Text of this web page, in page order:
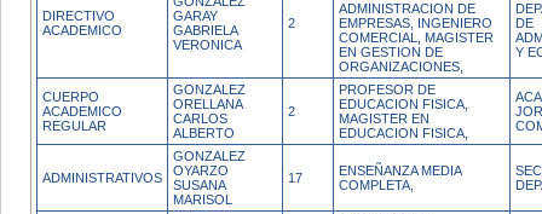
DIRECTIVO
ACADEMICO
GARAY
GABRIELA
VERONICA
2
ADMINISTRACION DE
EMPRESAS, INGENIERO
COMERCIAL, MAGISTER
EN GESTION DE
ORGANIZACIONES,
DE
Y
CUERPO
ACADEMICO
REGULAR
GONZALEZ
ORELLANA
CARLOS
ALBERTO
2
PROFESOR DE
EDUCACION FISICA,
MAGISTER EN
EDUCACION FISICA,
ADMINISTRATIVOS
GONZALEZ
OYARZO
SUSANA
MARISOL
17
ENSEÑANZA MEDIA
COMPLETA,